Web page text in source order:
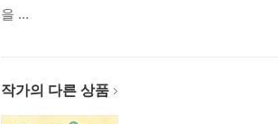
을 ...
작가의 다른 상품